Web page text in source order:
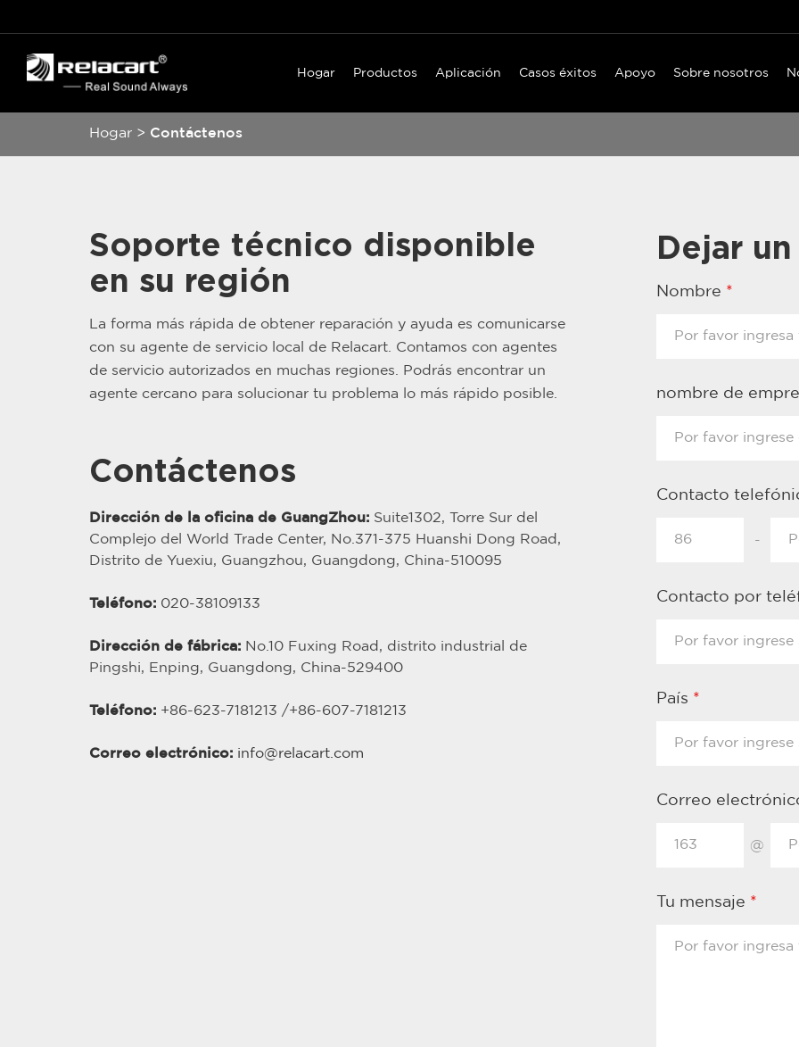
Hogar Productos Aplicación Casos éxitos Apoyo Sobre nosotros
Hogar > Contáctenos
Soporte técnico disponible
en su región
La forma más rápida de obtener reparación y ayuda es comunicarse
con su agente de servicio local de Relacart. Contamos con agentes
de servicio autorizados en muchas regiones. Podrás encontrar un
agente cercano para solucionar tu problema lo más rápido posible.
Contáctenos
Dirección de la oficina de GuangZhou: Suite1302, Torre Sur del
Complejo del World Trade Center, No.371-375 Huanshi Dong Road,
Distrito de Yuexiu, Guangzhou, Guangdong, China-510095
Teléfono: 020-38109133
Dirección de fábrica: No.10 Fuxing Road, distrito industrial de
Pingshi, Enping, Guangdong, China-529400
Teléfono: +86-623-7181213 /+86-607-7181213
Correo electrónico: info@relacart.com
Dejar
Nombre *
nombre de
Contacto
-
Contacto por
País *
Correo
@
Tu mensaje *